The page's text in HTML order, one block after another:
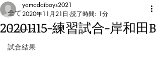
全て
ニュース
試合結果
20201115-練習試合-岸和田B
yamadaiboys2021
2020年11月21日 読了時間: 1分